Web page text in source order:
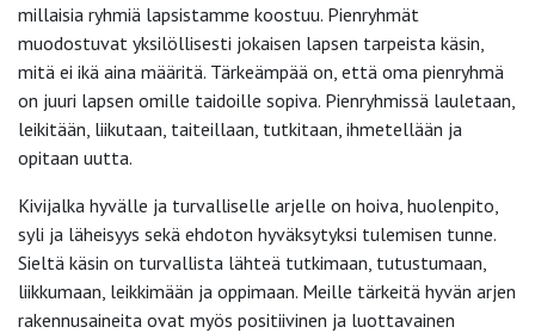
millaisia ryhmiä lapsistamme koostuu. Pienryhmät
muodostuvat yksilöllisesti jokaisen lapsen tarpeista käsin,
mitä ei ikä aina määritä. Tärkeämpää on, että oma pienryhmä
on juuri lapsen omille taidoille sopiva. Pienryhmissä lauletaan,
leikitään, liikutaan, taiteillaan, tutkitaan, ihmetellään ja
opitaan uutta.
Kivijalka hyvälle ja turvalliselle arjelle on hoiva, huolenpito,
syli ja läheisyys sekä ehdoton hyväksytyksi tulemisen tunne.
Sieltä käsin on turvallista lähteä tutkimaan, tutustumaan,
liikkumaan, leikkimään ja oppimaan. Meille tärkeitä hyvän arjen
rakennusaineita ovat myös positiivinen ja luottavainen